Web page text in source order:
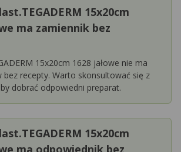
15x20cm
ma zamiennik bez
15x20cm 1628 jałowe nie ma
bez recepty. Warto skonsultować się z
dobrać odpowiedni preparat.
15x20cm
ma odpowiednik bez